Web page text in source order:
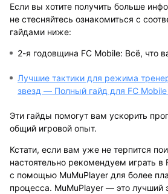
Если вы хотите получить больше
не стесняйтесь ознакомиться с
гайдами ниже:
2-я годовщина FC Mobile: Всё, что
Лучшие тактики для режима
звезд — Полный гайд для FC
Эти гайды помогут вам ускорить
общий игровой опыт.
Кстати, если вам уже не терпится
настоятельно рекомендуем играть в
с помощью MuMuPlayerдля более
процесса. MuMuPlayer — это лучший